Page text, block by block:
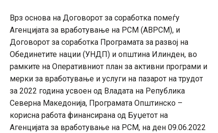
Врз основа на Договорот за соработка помеѓу
Агенцијата за вработување на РСМ (АВРСМ), и
Договорот за соработка Програмата за развој на
Обединетите нации (УНДП) и општина Илинден, во
рамките на Оперативниот план за активни програми и
мерки за вработување и услуги на пазарот на трудот
за 2022 година усвоен од Владата на Република
Северна Македонија, Програмата Општинско –
корисна работа финансирана од Буџетот на
Агенцијата за вработување на РСМ, на ден 09.06.2022